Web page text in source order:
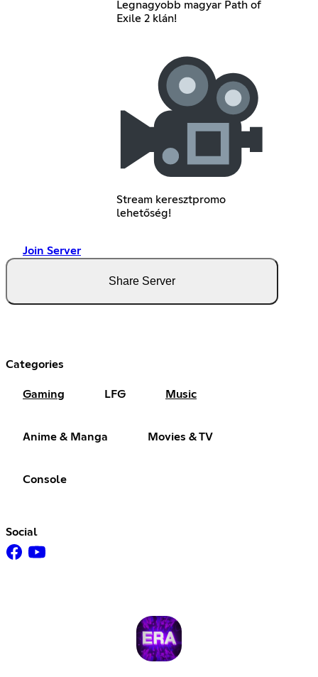
Legnagyobb magyar Path of
Exile 2 klán!
Stream keresztpromo
lehetőség!
Join Server
Share Server
Categories
Gaming LFG Music
Anime & Manga Movies & TV
Console
Social